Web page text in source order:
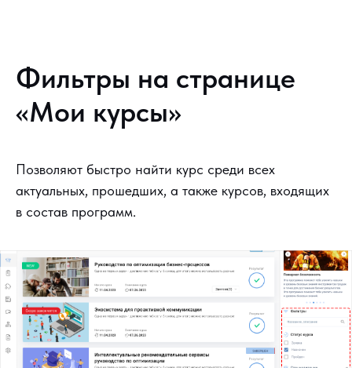
Фильтры на странице
«Мои курсы»
Позволяют быстро найти курс среди всех
актуальных, прошедших, а также курсов, входящих
в состав программ.